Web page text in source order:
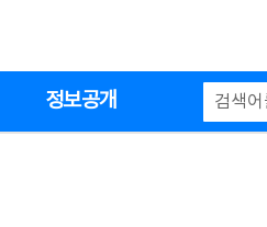
정보공개